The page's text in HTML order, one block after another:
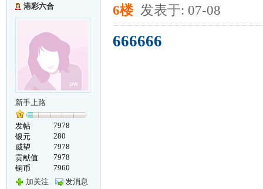
港彩六合
新手上路
发帖
7978
银元
280
威望
7978
贡献值
7978
铜币
7960
加关注
发消息
6楼 发表于: 07-08
666666